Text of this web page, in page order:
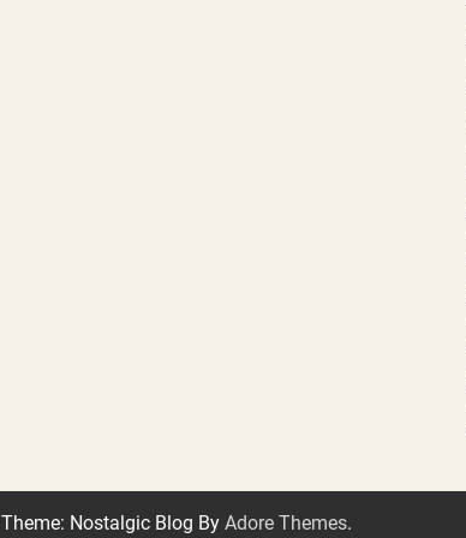
Theme: Nostalgic Blog By Adore Themes.